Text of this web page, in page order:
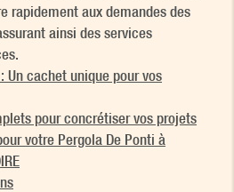
rapidement aux demandes des
ainsi des services
Un cachet unique pour vos
pour concrétiser vos projets
votre Pergola De Ponti à